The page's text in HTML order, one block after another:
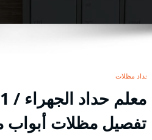
حداد مظلات
تفصيل مظلات أبواب